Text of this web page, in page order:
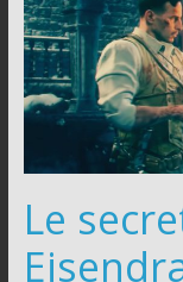
Le